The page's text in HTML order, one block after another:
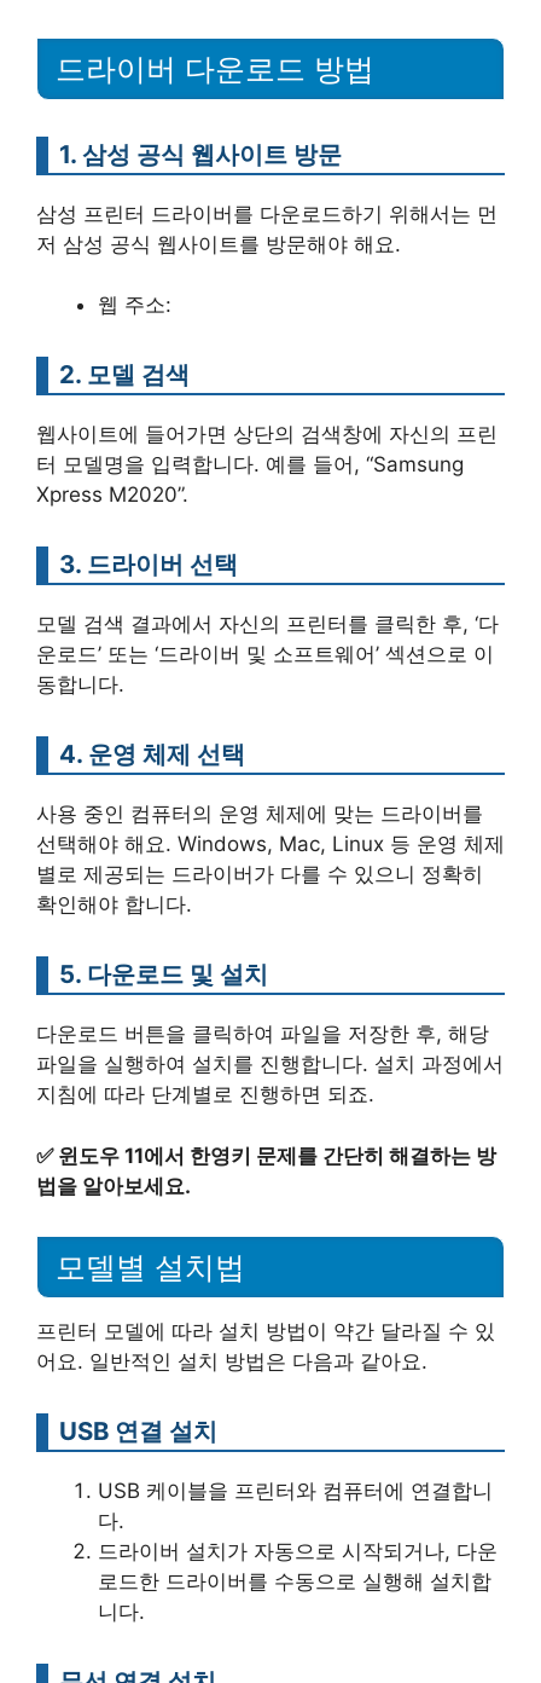
드라이버 다운로드 방법
1. 삼성 공식 웹사이트 방문
삼성 프린터 드라이버를 다운로드하기 위해서는 먼
저 삼성 공식 웹사이트를 방문해야 해요.
웹 주소:
2. 모델 검색
웹사이트에 들어가면 상단의 검색창에 자신의 프린
터 모델명을 입력합니다. 예를 들어, “Samsung
Xpress M2020”.
3. 드라이버 선택
모델 검색 결과에서 자신의 프린터를 클릭한 후, ‘다
운로드’ 또는 ‘드라이버 및 소프트웨어’ 섹션으로 이
동합니다.
4. 운영 체제 선택
사용 중인 컴퓨터의 운영 체제에 맞는 드라이버를
선택해야 해요. Windows, Mac, Linux 등 운영 체제
별로 제공되는 드라이버가 다를 수 있으니 정확히
확인해야 합니다.
5. 다운로드 및 설치
다운로드 버튼을 클릭하여 파일을 저장한 후, 해당
파일을 실행하여 설치를 진행합니다. 설치 과정에서
지침에 따라 단계별로 진행하면 되죠.
✅ 윈도우 11에서 한영키 문제를 간단히 해결하는 방
법을 알아보세요.
모델별 설치법
프린터 모델에 따라 설치 방법이 약간 달라질 수 있
어요. 일반적인 설치 방법은 다음과 같아요.
USB 연결 설치
USB 케이블을 프린터와 컴퓨터에 연결합니
다.
드라이버 설치가 자동으로 시작되거나, 다운
로드한 드라이버를 수동으로 실행해 설치합
니다.